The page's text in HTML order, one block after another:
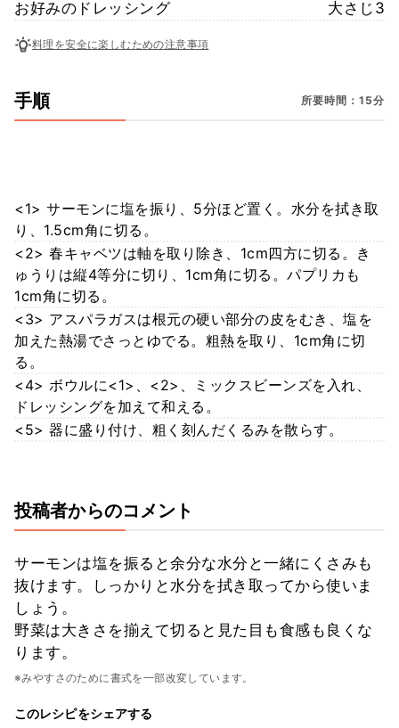
お好みのドレッシング
大さじ3
料理を安全に楽しむための注意事項
手順 所要時間：15分
<1> サーモンに塩を振り、5分ほど置く。水分を拭き取
り、1.5cm角に切る。
<2> 春キャベツは軸を取り除き、1cm四方に切る。き
ゅうりは縦4等分に切り、1cm角に切る。パプリカも
1cm角に切る。
<3> アスパラガスは根元の硬い部分の皮をむき、塩を
加えた熱湯でさっとゆでる。粗熱を取り、1cm角に切
る。
<4> ボウルに<1>、<2>、ミックスビーンズを入れ、
ドレッシングを加えて和える。
<5> 器に盛り付け、粗く刻んだくるみを散らす。
投稿者からのコメント
サーモンは塩を振ると余分な水分と一緒にくさみも
抜けます。しっかりと水分を拭き取ってから使いま
しょう。
野菜は大きさを揃えて切ると見た目も食感も良くな
ります。
※みやすさのために書式を一部改変しています。
このレシピをシェアする